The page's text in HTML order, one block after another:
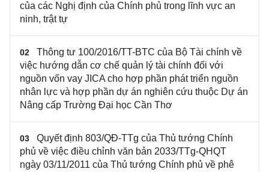
của các Nghị định của Chính phủ trong lĩnh vực an
ninh, trật tự
02
Thông tư 100/2016/TT-BTC của Bộ Tài chính về
việc hướng dẫn cơ chế quản lý tài chính đối với
nguồn vốn vay JICA cho hợp phần phát triển nguồn
nhân lực và hợp phần dự án nghiên cứu thuộc Dự án
Nâng cấp Trường Đại học Cần Thơ
03
Quyết định 803/QĐ-TTg của Thủ tướng Chính
phủ về việc điều chỉnh văn bản 2033/TTg-QHQT
ngày 03/11/2011 của Thủ tướng Chính phủ về phê